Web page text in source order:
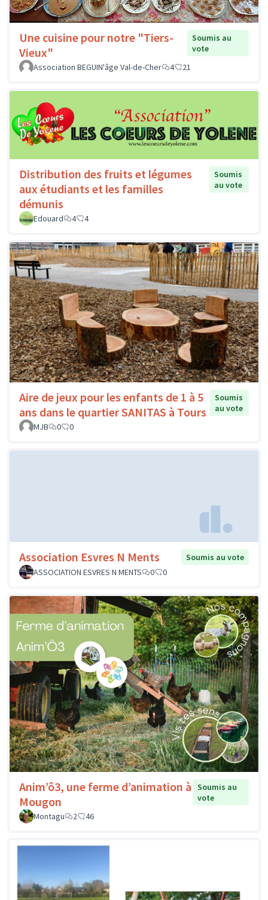
Une cuisine pour notre "Tiers-
Vieux"
Soumis au
vote
Association BEGUIN'âge Val-de-Cher
4 21
Distribution des fruits et légumes
aux étudiants et les familles
démunis
Soumis
au vote
Edouard 4 4
Aire de jeux pour les enfants de 1 à 5
ans dans le quartier SANITAS à Tours
Soumis
au vote
MJB
0 0
Association Esvres N Ments
Soumis au vote
ASSOCIATION ESVRES N MENTS
0 0
Anim’ô3, une ferme d’animation à
Mougon
Soumis au
vote
Montagu
2 46